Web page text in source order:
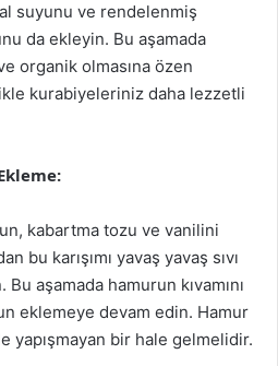
suyunu ve rendelenmiş
da ekleyin. Bu aşamada
organik olmasına özen
kurabiyeleriniz daha lezzetli
kabartma tozu ve vanilini
bu karışımı yavaş yavaş sıvı
Bu aşamada hamurun kıvamını
eklemeye devam edin. Hamur
yapışmayan bir hale gelmelidir.